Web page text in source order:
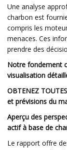
Une analyse
charbon est
compris les
menaces. Ces
prendre des
Notre fondement
visualisation
OBTENEZ
et prévisions du
Aperçu des
actif à base de
Le rapport offre